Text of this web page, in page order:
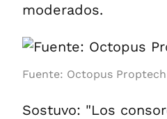
moderados.
Fuente: Octopus Proptech
Sostuvo: "Los